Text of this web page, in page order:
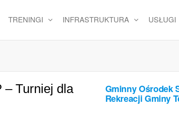
TRENINGI INFRASTRUKTURA USŁUGI
– Turniej dla
Gminny Ośrodek
Rekreacji Gminy